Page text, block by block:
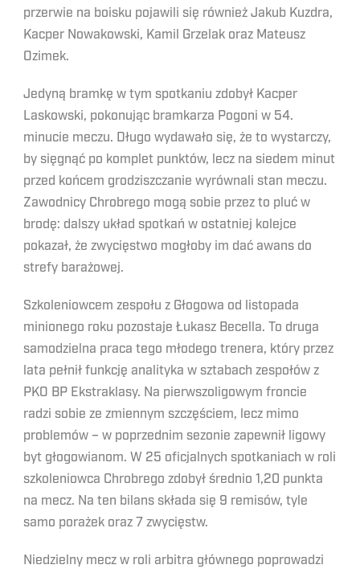
przerwie na boisku pojawili się również Jakub Kuzdra,
Kacper Nowakowski, Kamil Grzelak oraz Mateusz
Ozimek.
Jedyną bramkę w tym spotkaniu zdobył Kacper
Laskowski, pokonując bramkarza Pogoni w 54.
minucie meczu. Długo wydawało się, że to wystarczy,
by sięgnąć po komplet punktów, lecz na siedem minut
przed końcem grodziszczanie wyrównali stan meczu.
Zawodnicy Chrobrego mogą sobie przez to pluć w
brodę: dalszy układ spotkań w ostatniej kolejce
pokazał, że zwycięstwo mogłoby im dać awans do
strefy barażowej.
Szkoleniowcem zespołu z Głogowa od listopada
minionego roku pozostaje Łukasz Becella. To druga
samodzielna praca tego młodego trenera, który przez
lata pełnił funkcję analityka w sztabach zespołów z
PKO BP Ekstraklasy. Na pierwszoligowym froncie
radzi sobie ze zmiennym szczęściem, lecz mimo
problemów – w poprzednim sezonie zapewnił ligowy
byt głogowianom. W 25 oficjalnych spotkaniach w roli
szkoleniowca Chrobrego zdobył średnio 1,20 punkta
na mecz. Na ten bilans składa się 9 remisów, tyle
samo porażek oraz 7 zwycięstw.
Niedzielny mecz w roli arbitra głównego poprowadzi